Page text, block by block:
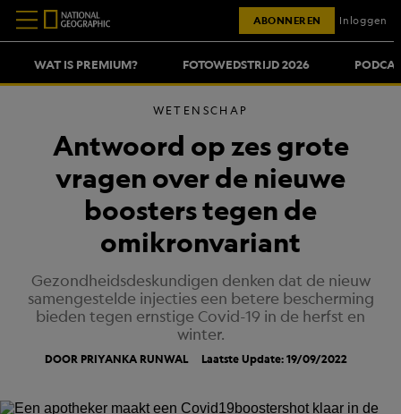
WAT IS PREMIUM? FOTOWEDSTRIJD 2026
ABONNEREN Inloggen
WETENSCHAP
Antwoord op zes grote
vragen over de nieuwe
boosters tegen de
omikronvariant
Gezondheidsdeskundigen denken dat de nieuw
samengestelde injecties een betere bescherming
bieden tegen ernstige Covid-19 in de herfst en
winter.
DOOR PRIYANKA RUNWAL Laatste Update: 19/09/2022